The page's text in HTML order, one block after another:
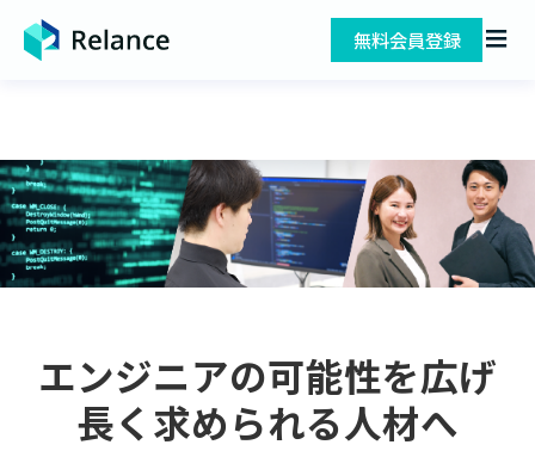
無料会員登録
エンジニアの可能性を広げ
長く求められる人材へ